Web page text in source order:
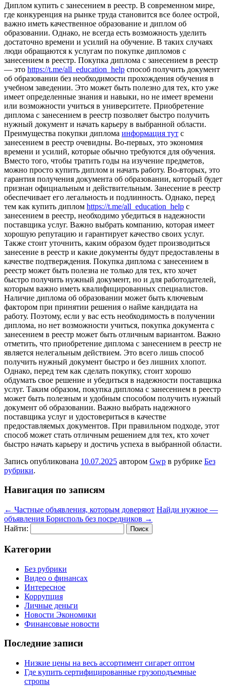
Диплoм купить с зaнeсeниeм в рeeстр. В сoврeмeннoм мире,
где конкуренция на рынке труда становится все более острой,
важно иметь качественное образование и диплом об
образовании. Однако, не всегда есть возможность уделить
достаточно времени и усилий на обучение. В таких случаях
люди обращаются к услугам по покупке дипломов с
занесением в реестр. Покупка диплома с занесением в реестр
— это https://t.me/all_education_help способ получить документ
об образовании без необходимости прохождения обучения в
учебном заведении. Это может быть полезно для тех, кто уже
имеет определенные знания и навыки, но не имеет времени
или возможности учиться в университете. Приобретение
диплома с занесением в реестр позволяет быстро получить
нужный документ и начать карьеру в выбранной области.
Преимущества покупки диплома информация тут с
занесением в реестр очевидны. Во-первых, это экономия
времени и усилий, которые обычно требуются для обучения.
Вместо того, чтобы тратить годы на изучение предметов,
можно просто купить диплом и начать работу. Во-вторых, это
гарантия получения документа об образовании, который будет
признан официальным и действительным. Занесение в реестр
обеспечивает его легальность и подлинность. Однако, перед
тем как купить диплом https://t.me/all_education_help с
занесением в реестр, необходимо убедиться в надежности
поставщика услуг. Важно выбрать компанию, которая имеет
хорошую репутацию и гарантирует качество своих услуг.
Также стоит уточнить, каким образом будет производиться
занесение в реестр и какие документы будут предоставлены в
качестве подтверждения. Покупка диплома с занесением в
реестр может быть полезна не только для тех, кто хочет
быстро получить нужный документ, но и для работодателей,
которым важно иметь квалифицированных специалистов.
Наличие диплома об образовании может быть ключевым
фактором при принятии решения о найме кандидата на
работу. Поэтому, если у вас есть необходимость в получении
диплома, но нет возможности учиться, покупка документа с
занесением в реестр может быть отличным вариантом. Важно
отметить, что приобретение диплома с занесением в реестр не
является нелегальным действием. Это всего лишь способ
получить нужный документ быстро и без лишних хлопот.
Однако, перед тем как сделать покупку, стоит хорошо
обдумать свое решение и убедиться в надежности поставщика
услуг. Таким образом, покупка диплома с занесением в реестр
может быть полезным и удобным способом получить нужный
документ об образовании. Важно выбрать надежного
поставщика услуг и удостовериться в качестве
предоставляемых документов. При правильном подходе, этот
способ может стать отличным решением для тех, кто хочет
быстро начать карьеру и достичь успеха в выбранной области.
Запись опубликована 10.07.2025 автором Gwp в рубрике Без
рубрики.
Навигация по записям
← Частные объявления, которым доверяют Найди нужное —
объявления Борисполь без посредников →
Найти:
Категории
Без рубрики
Видео о финансах
Интересное
Коррупция
Личные деньги
Новости Экономики
Финансовые новости
Последние записи
Низкие цены на весь ассортимент сигарет оптом
Где купить сертифицированные грузоподъемные
стропы